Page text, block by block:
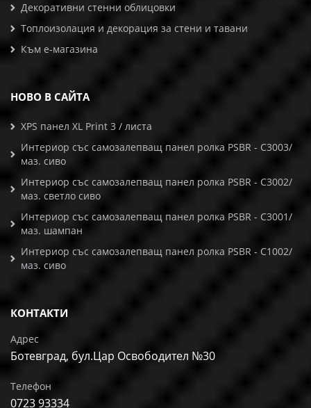
Декоративни стенни облицовки
Топлоизолация и декорация за стени и тавани
Към е-магазина
НОВО В САЙТА
XPS панел XL Print 3 / листа
Интериор със самозалепващ панел ролка PSBR - C3003/
маз. сиво
Интериор със самозалепващ панел ролка PSBR - C3002/
маз. светло сиво
Интериор със самозалепващ панел ролка PSBR - C3001/
маз. шампан
Интериор със самозалепващ панел ролка PSBR - C1002/
маз. сиво
КОНТАКТИ
Адрес
Ботевград, бул.Цар Освободител №30
Телефон
0723 93334